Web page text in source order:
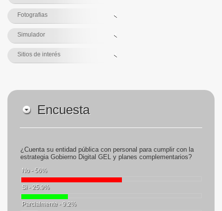
Fotografias
Simulador
Sitios de interés
Encuesta
¿Cuenta su entidad pública con personal para cumplir con la
estrategia Gobierno Digital GEL y planes complementarios?
No - 56%
Si - 25.9%
Parcialmente - 9.2%